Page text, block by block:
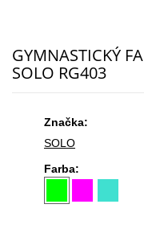
GYMNASTICKÝ
SOLO RG403
Značka:
SOLO
Farba: